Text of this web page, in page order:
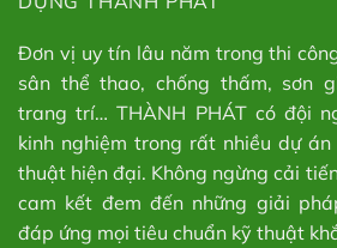
Đơn vị uy tín lâu năm trong thi
sân thể thao, chống thấm, sơn
trang trí… THÀNH PHÁT có đội
kinh nghiệm trong rất nhiều dự
thuật hiện đại. Không ngừng cải
cam kết đem đến những giải
đáp ứng mọi tiêu chuẩn kỹ thuật